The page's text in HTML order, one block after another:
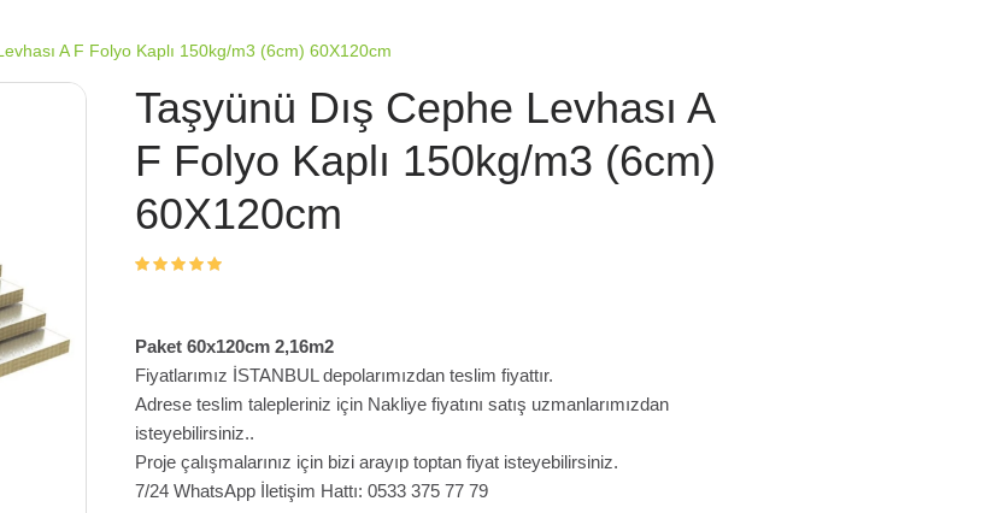
A F Folyo Kaplı 150kg/m3 (6cm) 60X120cm
Taşyünü Dış Cephe Levhası A
F Folyo Kaplı 150kg/m3 (6cm)
60X120cm
Paket 60x120cm 2,16m2
Fiyatlarımız İSTANBUL depolarımızdan teslim fiyattır.
Adrese teslim talepleriniz için Nakliye fiyatını satış uzmanlarımızdan
isteyebilirsiniz..
Proje çalışmalarınız için bizi arayıp toptan fiyat isteyebilirsiniz.
7/24 WhatsApp İletişim Hattı: 0533 375 77 79